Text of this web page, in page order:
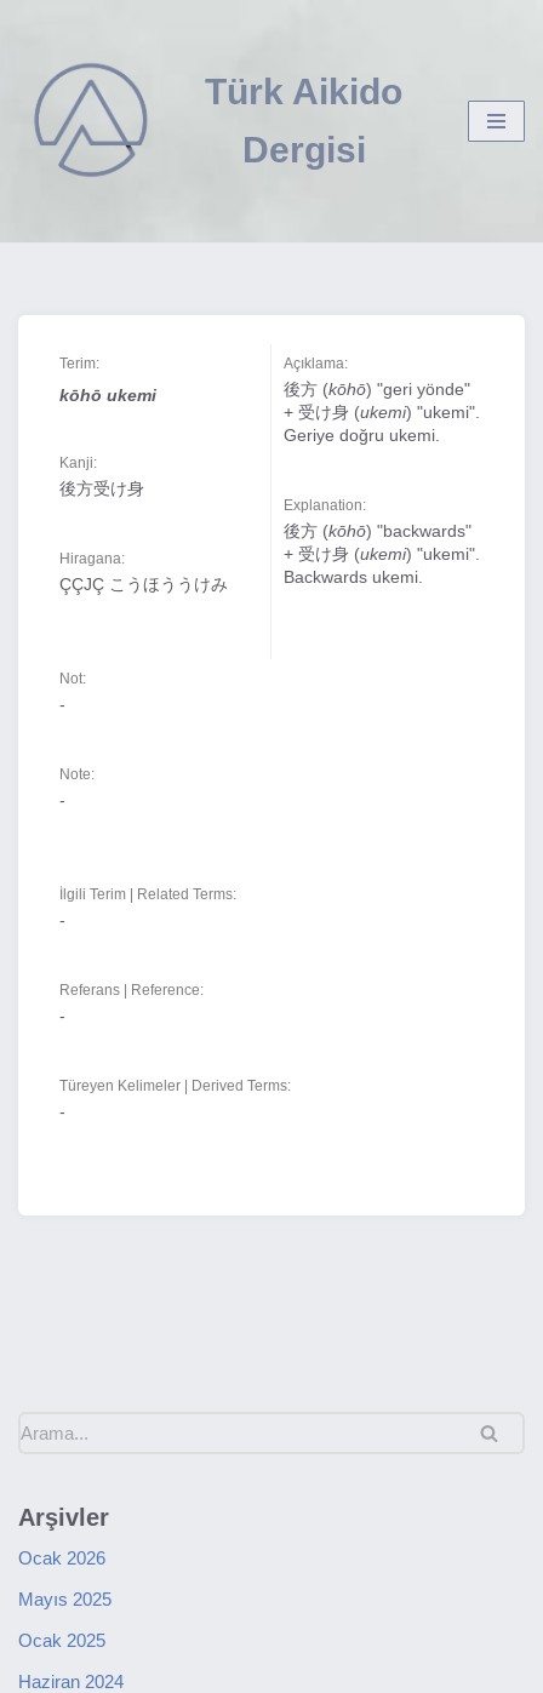
İçeriğe
geç
Türk Aikido
Dergisi
Terim:
kōhō ukemi
Kanji:
後方受け身
Hiragana:
ÇÇJÇ こうほううけみ
Açıklama:
後方 (kōhō) "geri yönde"
+ 受け身 (ukemi) "ukemi".
Geriye doğru ukemi.
Explanation:
後方 (kōhō) "backwards"
+ 受け身 (ukemi) "ukemi".
Backwards ukemi.
Not:
-
Note:
-
İlgili Terim | Related Terms:
-
Referans | Reference:
-
Türeyen Kelimeler | Derived Terms:
-
Arşivler
Ocak 2026
Mayıs 2025
Ocak 2025
Haziran 2024